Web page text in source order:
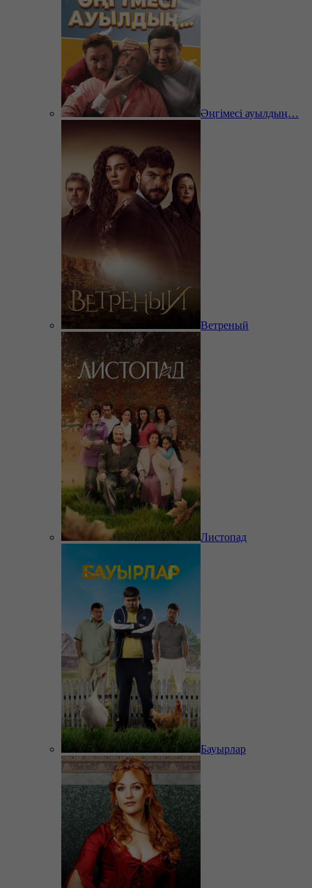
Әңгімесі ауылдың…
Ветреный
Листопад
Бауырлар